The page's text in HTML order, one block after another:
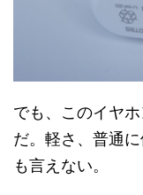
でも、このイヤ
だ。軽さ、普通
も言えない。